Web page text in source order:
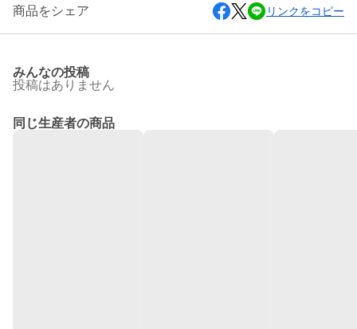
商品をシェア リンクをコピー
みんなの投稿
投稿はありません
同じ生産者の商品